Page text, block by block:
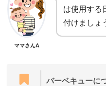
ママさんA
は使用する
付けましょ
バーベキューに